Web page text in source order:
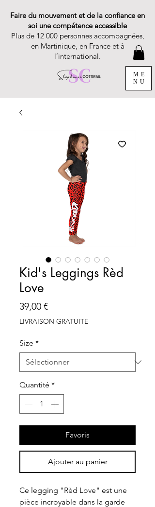
Faire du mouvement et de la confiance en
soi une compétence accessible
Plus de 12 000 personnes accompagnées,
en Martinique, en France et à
l’international.
ME
NU
Kid's Leggings Rèd
Love
39,00 €Prix
LIVRAISON GRATUITE
Size *
Quantité *
Favoris
Ajouter au panier
Ce legging "Rèd Love" est une
pièce incroyable dans la garde